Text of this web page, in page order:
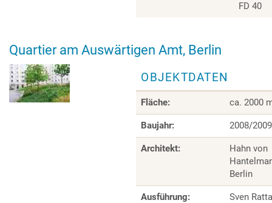
FD 40
Quartier am Auswärtigen Amt, Berlin
OBJEKTDATEN
Fläche: ca. 2000
Baujahr: 2008/2009
Architekt:
Hahn von
Berlin
Ausführung:
Sven